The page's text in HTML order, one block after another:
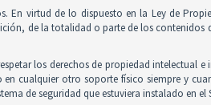
En virtud de lo dispuesto en la Ley de
de la totalidad o parte de los
los derechos de propiedad intelectual
cualquier otro soporte físico siempre y
de seguridad que estuviera instalado en el